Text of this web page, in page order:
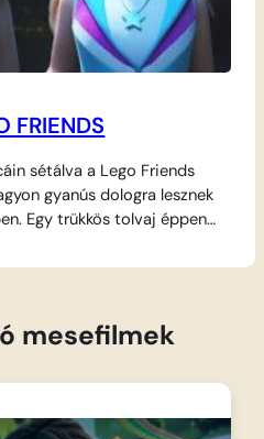
sétálva a Lego Friends
gyanús dologra lesznek
Egy trükkös tolvaj éppen
és azt hiszi, senki
A lányok azonban résen
mesefilmek